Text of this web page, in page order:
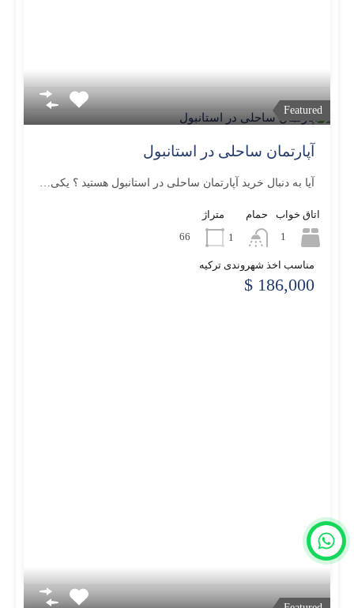
Featured
آپارتمان ساحلی در استانبول
آیا به دنبال خرید آپارتمان ساحلی در استانبول هستید ؟ یکی…
اتاق خواب
1
حمام
1
متراژ
66
مناسب اخذ شهروندی ترکیه
186,000 $